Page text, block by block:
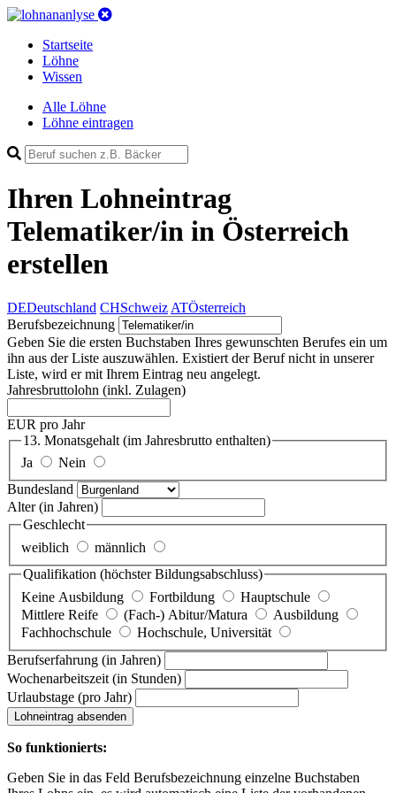
Startseite
Löhne
Wissen
Alle Löhne
Löhne eintragen
Ihren Lohneintrag
Telematiker/in in Österreich
erstellen
DEDeutschland CHSchweiz ATÖsterreich
Berufsbezeichnung
Geben Sie die ersten Buchstaben Ihres gewunschten Berufes ein um
ihn aus der Liste auszuwählen. Existiert der Beruf nicht in unserer
Liste, wird er mit Ihrem Eintrag neu angelegt.
Jahresbruttolohn (inkl. Zulagen)
EUR pro Jahr
13. Monatsgehalt (im Jahresbrutto enthalten)
Ja
Nein
Bundesland
Alter(in Jahren)
Geschlecht
weiblich
männlich
Qualifikation (höchster Bildungsabschluss)
Keine Ausbildung
Fortbildung
Hauptschule
Mittlere Reife
(Fach-) Abitur/Matura
Ausbildung
Fachhochschule
Hochschule, Universität
Berufserfahrung (in Jahren)
Wochenarbeitszeit (in Stunden)
Urlaubstage (pro Jahr)
Lohneintrag absenden
So funktionierts:
Geben Sie in das Feld Berufsbezeichnung einzelne Buchstaben